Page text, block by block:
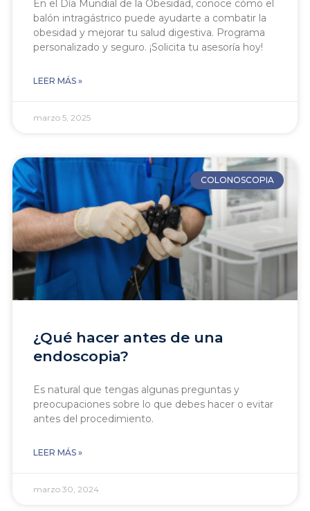
En el Día Mundial de la Obesidad, conoce cómo el
balón intragástrico puede ayudarte a combatir la
obesidad y mejorar tu salud digestiva. Programa
personalizado y seguro. ¡Solicita tu asesoría hoy!
LEER MÁS »
marzo 5, 2025
COLONOSCOPIA
¿Qué hacer antes de una
endoscopia?
Es natural que tengas algunas preguntas y
preocupaciones sobre lo que debes hacer o evitar
antes del procedimiento.
LEER MÁS »
marzo 30, 2024